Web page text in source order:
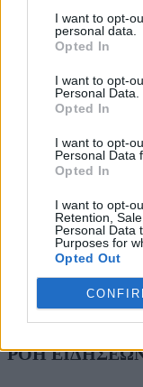
I want to opt-
personal data.
Opted In
I want to opt-
Personal Data.
Opted In
I want to opt-
Personal Data
Opted In
I want to opt-
Retention,
Personal Data
Purposes for
Opted Out
Το νυχτερινό
Ποιες ώρες θα
10/10/2024
Κίνητρα για μεταφορά
ώρες που οι τιμές στο
δηλαδή τα μεσημέρια
το υπουργείο
υπουργός Θόδωρος
Σελίδα 1 από 4
ΡΟΗ